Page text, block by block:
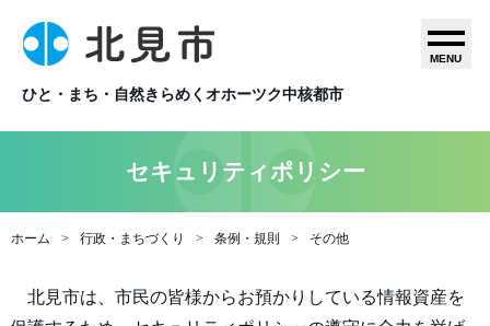
ひと・まち・自然きらめくオホーツク中核都市
MENU
セキュリティポリシー
ホーム 行政・まちづくり 条例・規則 その他
北見市は、市民の皆様からお預かりしている情報資産を